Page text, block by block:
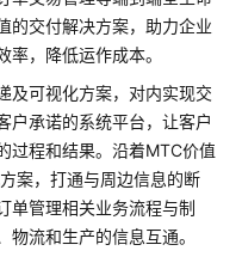
的交付解决方案，助力企业
，降低运作成本。
及可视化方案，对内实现交
户承诺的系统平台，让客户
过程和结果。沿着MTC价值
案，打通与周边信息的断
单管理相关业务流程与制
流和生产的信息互通。